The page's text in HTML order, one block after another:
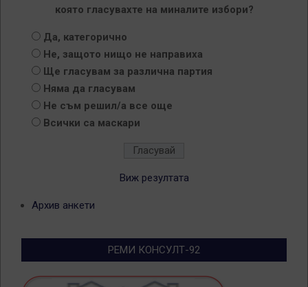
която гласувахте на миналите избори?
Да, категорично
Не, защото нищо не направиха
Ще гласувам за различна партия
Няма да гласувам
Не съм решил/а все още
Всички са маскари
Виж резултата
Архив анкети
РЕМИ КОНСУЛТ-92